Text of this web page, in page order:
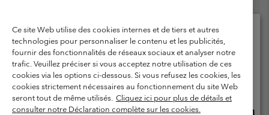
Garanties Légales
Politique de confidentialité
Conditions d'utilisation - Membres
Conditions D'utilisation - Contenu généré par l'utilisateur
Impressum
Cookies
Public CBCR
Ce site Web utilise des cookies internes et de tiers et autres
technologies pour personnaliser le contenu et les publicités,
fournir des fonctionnalités de réseaux sociaux et analyser notre
trafic. Veuillez préciser si vous acceptez notre utilisation de ces
cookies via les options ci-dessous. Si vous refusez les cookies, les
cookies strictement nécessaires au fonctionnement du site Web
seront tout de même utilisés. Cliquez ici pour plus de détails et
consulter notre Déclaration complète sur les cookies.
Veuillez sélectionner votre pays d’expédition et
votre langue
Achats en ligne disponibles